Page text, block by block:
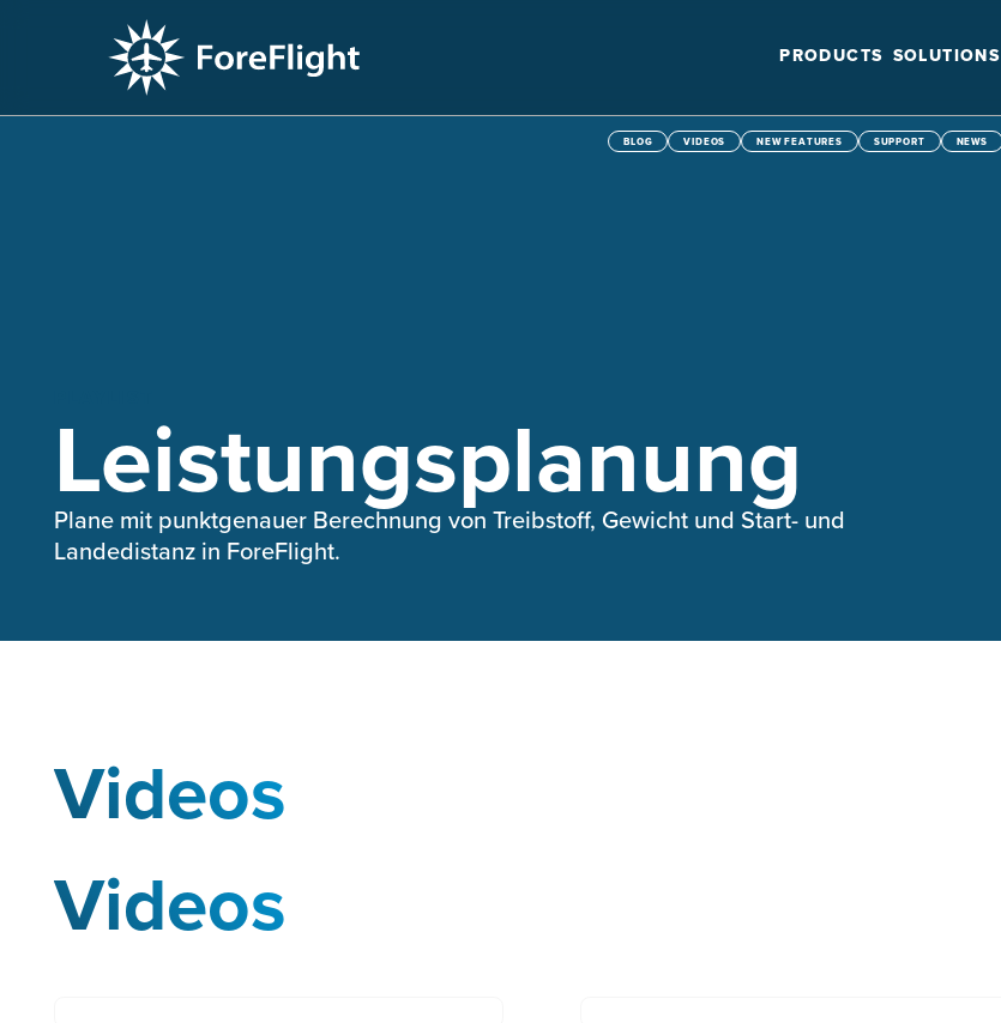
PRODUCTS SOLUTIONS
BLOG VIDEOS NEW FEATURES SUPPORT NEWS
Leistungsplanung
Plane mit punktgenauer Berechnung von Treibstoff, Gewicht und Start- und
Landedistanz in ForeFlight.
Videos
Videos